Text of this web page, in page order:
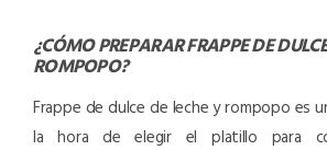
¿CÓMO PREPARARFRAPPE DE
ROMPOPO?
Frappe de dulce de leche y rompopo es
la hora de elegir el platillo para